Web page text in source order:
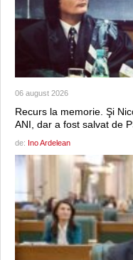
06 august 2026
Recurs la memorie. Şi
ANI, dar a fost salvat de
de: Ino Ardelean